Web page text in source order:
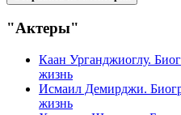
"Актеры"
Каан Урганджиоглу.
жизнь
Исмаил Демирджи.
жизнь